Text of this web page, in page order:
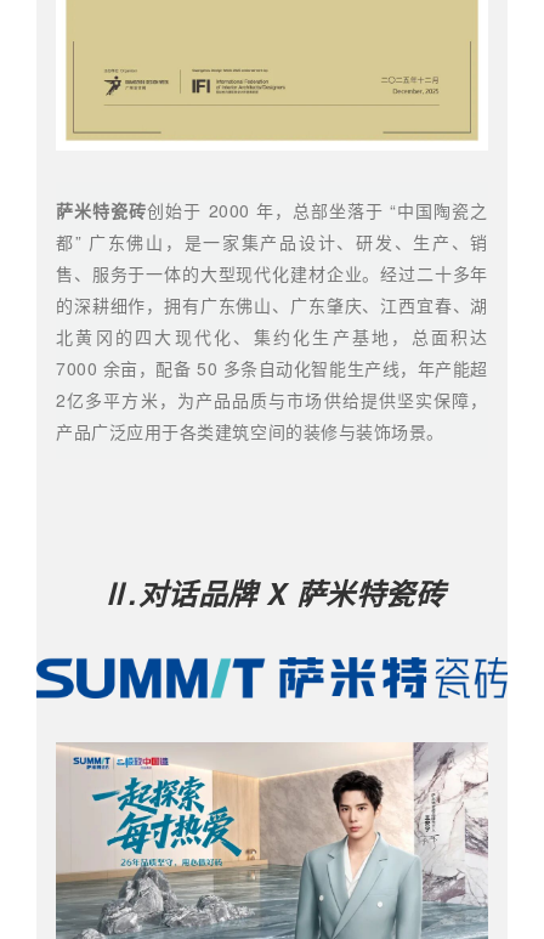
萨米特瓷砖创始于 2000 年，总部坐落于 “中国陶瓷之
都” 广东佛山，是一家集产品设计、研发、生产、销
售、服务于一体的大型现代化建材企业。经过二十多年
的深耕细作，拥有广东佛山、广东肇庆、江西宜春、湖
北黄冈的四大现代化、集约化生产基地，总面积达
7000 余亩，配备 50 多条自动化智能生产线，年产能超
2亿多平方米，为产品品质与市场供给提供坚实保障，
产品广泛应用于各类建筑空间的装修与装饰场景。
Ⅱ.对话品牌X 萨米特瓷砖